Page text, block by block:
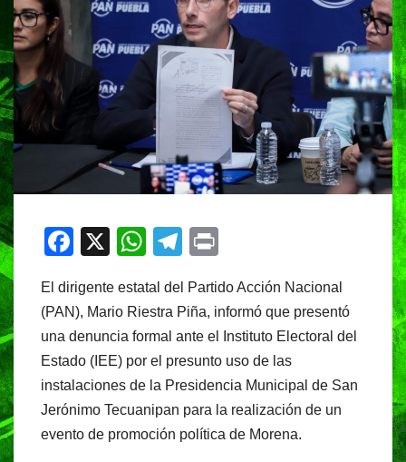
F
c
e
b
o
o
k
X
W
at
s
A
p
p
T
e
gr
a
m
t
El dirigente estatal del Partido Acción Nacional
(PAN), Mario Riestra Piña, informó que presentó
una denuncia formal ante el Instituto Electoral del
Estado (IEE) por el presunto uso de las
instalaciones de la Presidencia Municipal de San
Jerónimo Tecuanipan para la realización de un
evento de promoción política de Morena.